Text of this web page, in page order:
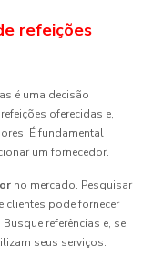
refeições
é uma decisão
oferecidas e,
É fundamental
um fornecedor.
no mercado. Pesquisar
clientes pode fornecer
referências e, se
seus serviços.